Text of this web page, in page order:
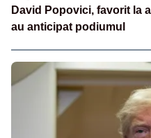
David Popovici, favorit la
au anticipat podiumul